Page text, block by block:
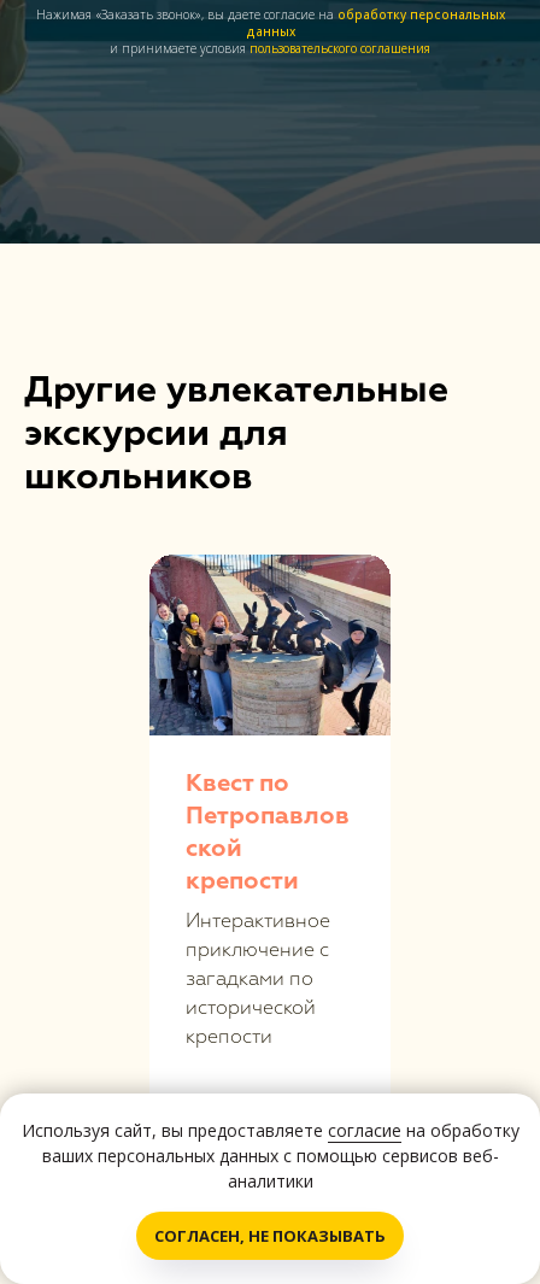
Написать нам!
Нажимая «Заказать звонок», вы даете согласие на обработку персональных
данных
и принимаете условияпользовательского соглашения
Другие увлекательные
экскурсии для
школьников
Квест по
Петропавлов
ской
крепости
Интерактивное
приключение с
загадками по
исторической
крепости
Подробнее
Используя сайт, вы предоставляете согласие на обработку
ваших персональных данных с помощью сервисов веб-
аналитики
СОГЛАСЕН, НЕ ПОКАЗЫВАТЬ